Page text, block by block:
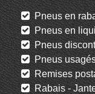
Pneus en
Pneus en
Pneus
Pneus
Remises
Rabais -